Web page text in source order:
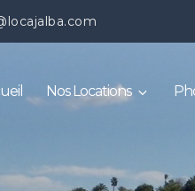
Nos Locations